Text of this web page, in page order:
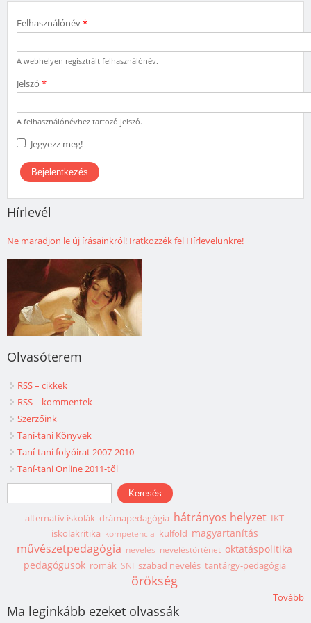
Felhasználónév*
A webhelyen regisztrált felhasználónév.
Jelszó *
A felhasználónévhez tartozó jelszó.
Jegyezz meg!
Hírlevél
Ne maradjon le új írásainkról! Iratkozzék fel Hírlevelünkre!
Olvasóterem
RSS – cikkek
RSS – kommentek
Szerzőink
Taní-tani Könyvek
Taní-tani folyóirat 2007-2010
Taní-tani Online 2011-től
Keresés űrlap
Keresés
alternatív iskolák drámapedagógia hátrányos helyzet IKT
iskolakritika kompetencia külföld magyartanítás
művészetpedagógia nevelés neveléstörténet oktatáspolitika
pedagógusok romák SNI szabad nevelés tantárgy-pedagógia
örökség
Tovább
Ma leginkább ezeket olvassák